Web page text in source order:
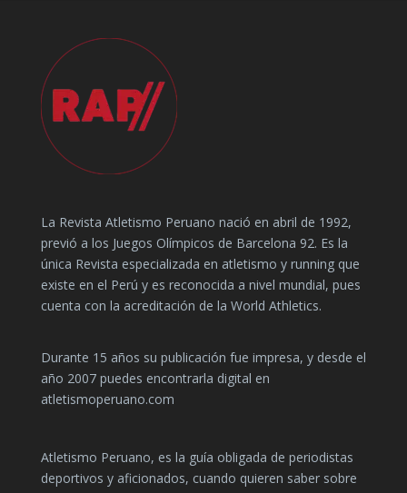
La Revista Atletismo Peruano nació en abril de 1992,
previó a los Juegos Olímpicos de Barcelona 92. Es la
única Revista especializada en atletismo y running que
existe en el Perú y es reconocida a nivel mundial, pues
cuenta con la acreditación de la World Athletics.
Durante 15 años su publicación fue impresa, y desde el
año 2007 puedes encontrarla digital en
atletismoperuano.com
Atletismo Peruano, es la guía obligada de periodistas
deportivos y aficionados, cuando quieren saber sobre